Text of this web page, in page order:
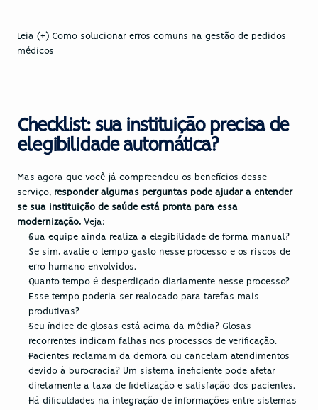
Leia (+) Como solucionar erros comuns na gestão de pedidos
médicos
Checklist: sua instituição precisa de
elegibilidade automática?
Mas agora que você já compreendeu os benefícios desse
serviço, responder algumas perguntas pode ajudar a entender
se sua instituição de saúde está pronta para essa
modernização. Veja:
Sua equipe ainda realiza a elegibilidade de forma manual?
Se sim, avalie o tempo gasto nesse processo e os riscos de
erro humano envolvidos.
Quanto tempo é desperdiçado diariamente nesse processo?
Esse tempo poderia ser realocado para tarefas mais
produtivas?
Seu índice de glosas está acima da média? Glosas
recorrentes indicam falhas nos processos de verificação.
Pacientes reclamam da demora ou cancelam atendimentos
devido à burocracia? Um sistema ineficiente pode afetar
diretamente a taxa de fidelização e satisfação dos pacientes.
Há dificuldades na integração de informações entre sistemas